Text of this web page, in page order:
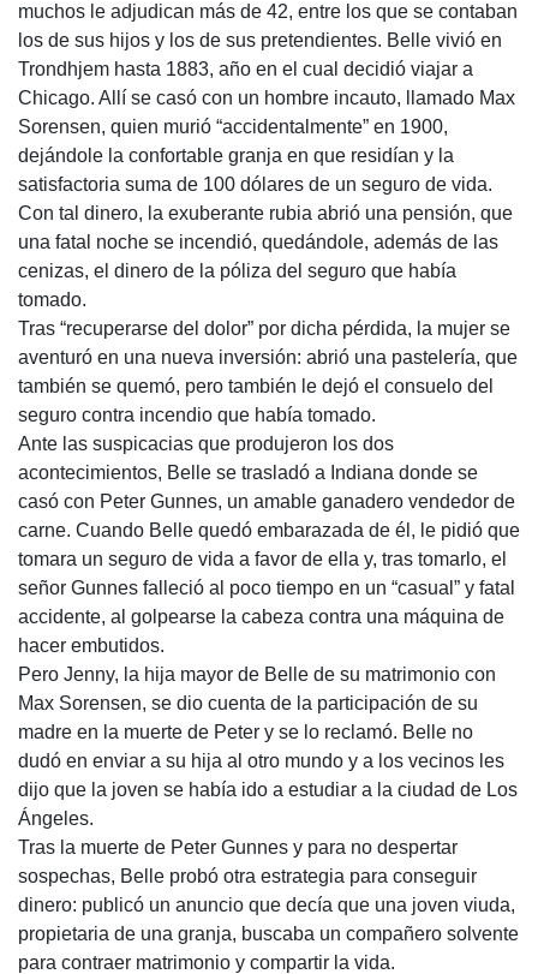
muchos le adjudican más de 42, entre los que se contaban
los de sus hijos y los de sus pretendientes. Belle vivió en
Trondhjem hasta 1883, año en el cual decidió viajar a
Chicago. Allí se casó con un hombre incauto, llamado Max
Sorensen, quien murió “accidentalmente” en 1900,
dejándole la confortable granja en que residían y la
satisfactoria suma de 100 dólares de un seguro de vida.
Con tal dinero, la exuberante rubia abrió una pensión, que
una fatal noche se incendió, quedándole, además de las
cenizas, el dinero de la póliza del seguro que había
tomado.
Tras “recuperarse del dolor” por dicha pérdida, la mujer se
aventuró en una nueva inversión: abrió una pastelería, que
también se quemó, pero también le dejó el con­suelo del
seguro contra incendio que había tomado.
Ante las suspicacias que produjeron los dos
acontecimientos, Be­lle se trasladó a Indiana donde se
casó con Peter Gunnes, un amable ganadero vendedor de
carne. Cuando Belle quedó embarazada de él, le pidió que
tomara un seguro de vida a favor de ella y, tras tomarlo, el
señor Gunnes falleció al poco tiempo en un “casual” y fatal
accidente, al golpearse la cabeza contra una máquina de
hacer embutidos.
Pero Jenny, la hija mayor de Belle de su matrimonio con
Max Sorensen, se dio cuenta de la participación de su
madre en la muerte de Peter y se lo recla­mó. Belle no
dudó en enviar a su hija al otro mundo y a los vecinos les
dijo que la joven se había ido a estudiar a la ciudad de Los
Ángeles.
Tras la muerte de Peter Gunnes y para no despertar
sospechas, Belle probó otra estrategia para conseguir
dinero: publicó un anuncio que decía que una joven viuda,
propietaria de una granja, buscaba un compañero solvente
para contraer matrimonio y compartir la vida.